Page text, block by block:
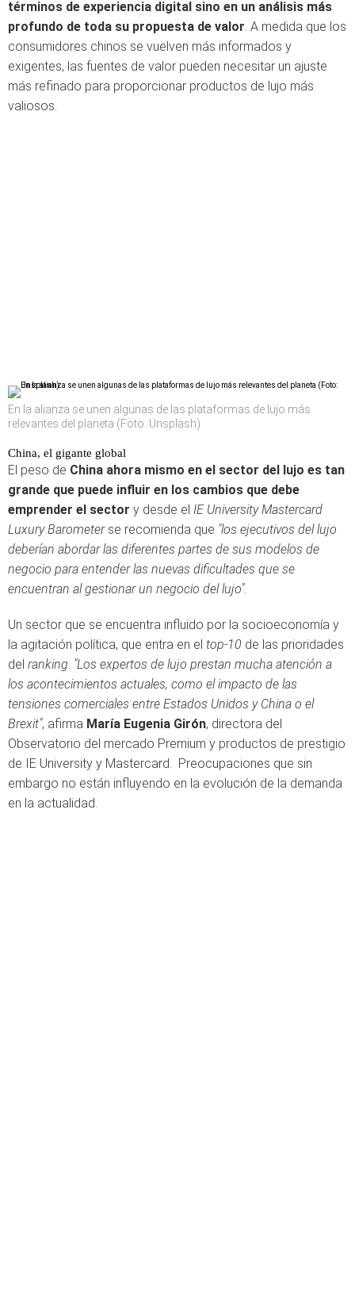
términos de experiencia digital sino en un análisis más
profundo de toda su propuesta de valor. A medida que los
consumidores chinos se vuelven más informados y
exigentes, las fuentes de valor pueden necesitar un ajuste
más refinado para proporcionar productos de lujo más
valiosos.
En la alianza se unen algunas de las plataformas de lujo más
relevantes del planeta (Foto: Unsplash)
China, el gigante global
El peso de China ahora mismo en el sector del lujo es tan
grande que puede influir en los cambios que debe
emprender el sector y desde el IE University Mastercard
Luxury Barometer se recomienda que "los ejecutivos del lujo
deberían abordar las diferentes partes de sus modelos de
negocio para entender las nuevas dificultades que se
encuentran al gestionar un negocio del lujo".
Un sector que se encuentra influido por la socioeconomía y
la agitación política, que entra en el top-10 de las prioridades
del ranking. "Los expertos de lujo prestan mucha atención a
los acontecimientos actuales, como el impacto de las
tensiones comerciales entre Estados Unidos y China o el
Brexit", afirma María Eugenia Girón, directora del
Observatorio del mercado Premium y productos de prestigio
de IE University y Mastercard. Preocupaciones que sin
embargo no están influyendo en la evolución de la demanda
en la actualidad.